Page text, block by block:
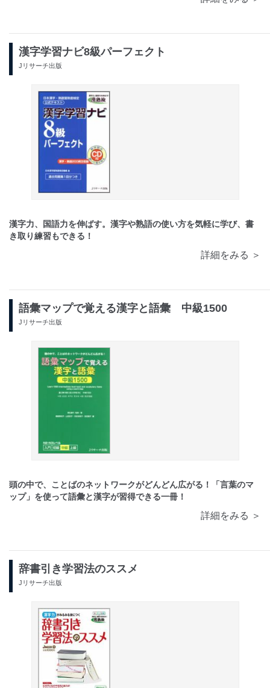
漢字学習ナビ8級パーフェクト
Jリサーチ出版
漢字力、国語力を伸ばす。漢字や熟語の使い方を気軽に学び、書
き取り練習もできる！
詳細をみる ＞
語彙マップで覚える漢字と語彙 中級1500
Jリサーチ出版
頭の中で、ことばのネットワークがどんどん広がる！「言葉のマ
ップ」を使って語彙と漢字が習得できる一冊！
詳細をみる ＞
辞書引き学習法のススメ
Jリサーチ出版